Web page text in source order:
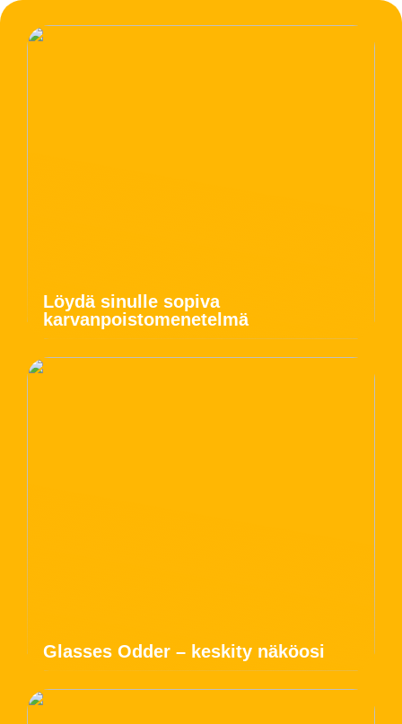
Löydä sinulle sopiva
karvanpoistomenetelmä
Glasses Odder – keskity näköosi